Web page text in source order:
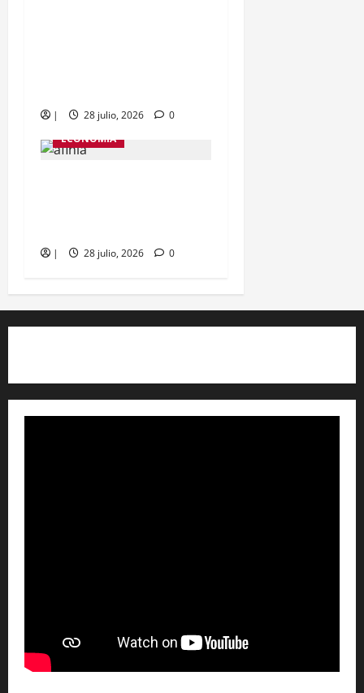
| 28 julio, 2026
0
ECONOMÍA
| 28 julio, 2026 0